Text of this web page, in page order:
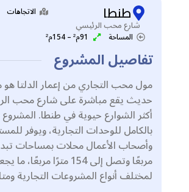
طنطا الاتجاهات
شارع محب الرئيسي
المساحة 91م² – 154م²
تفاصيل المشروع
مول محب التجاري من إعمار الدلتا هو
حديث يقع مباشرة على شارع محب
أكثر الشوارع حيوية في طنطا.
بالكامل للوحدات التجارية، ويوفر
مربعًا وتصل إلى 154 مترًا
لمختلف أنواع المشروعات التجارية